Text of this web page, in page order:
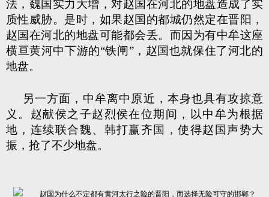
法，魏国实力大增，对赵国在河北的地盘造成了实
质性威胁。是时，如果赵国的都城仍然定在晋阳，
赵国在河北的地盘可能都会丢。而因为有中牟这座
横亘黄河中下游的“铁闸”，赵国也就保住了河北的
地盘。
另一方面，中牟离中原近，本身也具有攻掠意
义。赵献侯之子赵烈侯在位期间，以中牟为根据
地，连续联合魏、韩打赢齐国，使得赵国声势大
振，抢了不少地盘。